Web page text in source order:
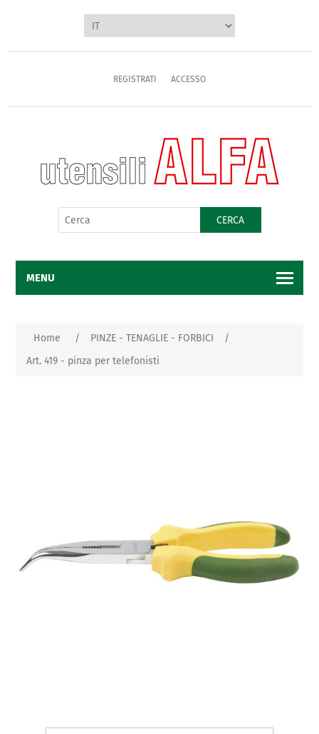
REGISTRATI ACCESSO
CERCA
MENU
Home / PINZE - TENAGLIE - FORBICI
/
Art. 419 - pinza per telefonisti